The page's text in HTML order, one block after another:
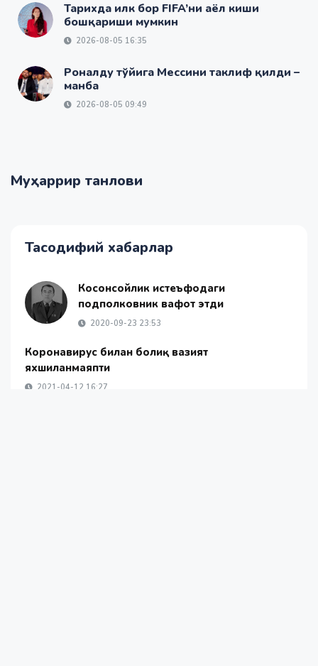
Тарихда илк бор FIFA’ни аёл киши
бошқариши мумкин
2026-08-05 16:35
Роналду тўйига Мессини таклиф қилди –
манба
2026-08-05 09:49
Муҳаррир танлови
Тасодифий хабарлар
Косонсойлик истеъфодаги
подполковник вафот этди
2020-09-23 23:53
Коронавирус билан боғлиқ вазият
яхшиланмаяпти
2021-04-12 16:27